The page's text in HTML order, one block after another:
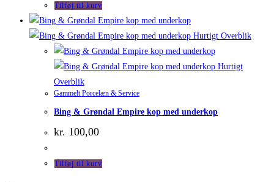
Tilføj til kurv
Hurtigt Overblik
Hurtigt
Overblik
Gammelt Porcelæn & Service
Bing & Grøndal Empire kop med underkop
kr. 100,00
Tilføj til kurv